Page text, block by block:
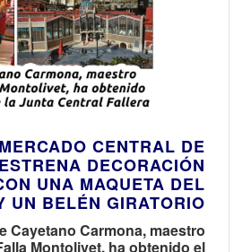
CENTRAL DE
DECORACIÓN
UNA MAQUETA DEL
UN BELÉN GIRATORIO
Cayetano Carmona, maestro
Montolivet, ha obtenido el